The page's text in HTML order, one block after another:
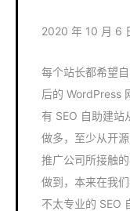
2020 年 10 月 6
每个站长都希望
后的 WordPress
有 SEO 自助建站
做多，至少从开
推广公司所接触
做到，本来在我
不太专业的 SEO